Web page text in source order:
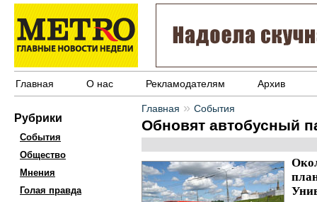
Главная О нас Рекламодателям Архив
Рубрики
События
Общество
Мнения
Голая правда
Главная » События
Обновят автобусный